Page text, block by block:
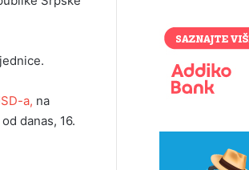
a, na
danas, 16.